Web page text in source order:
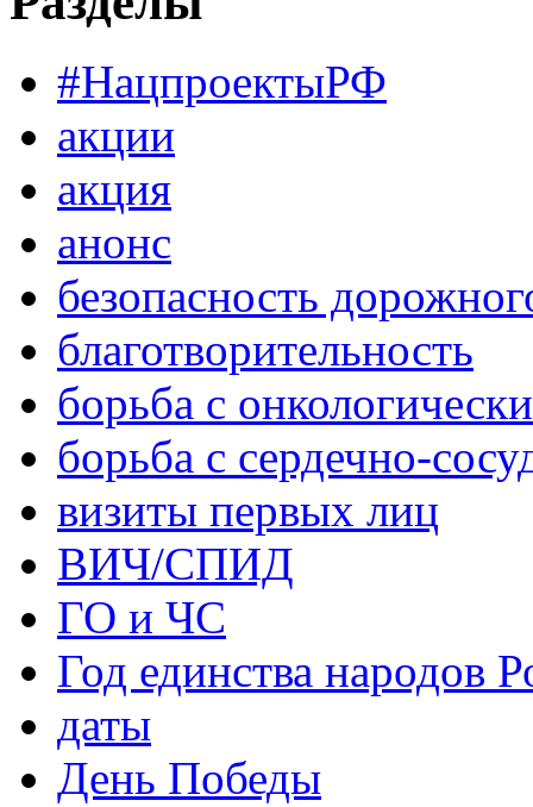
#НацпроектыРФ
акции
акция
анонс
безопасность
благотворительность
борьба с
борьба с сердечно-
визиты первых лиц
ВИЧ/СПИД
ГО и ЧС
Год единства народов
даты
День Победы